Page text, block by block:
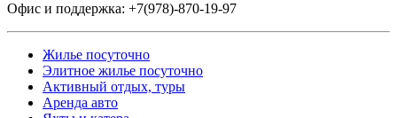
Офис и поддержка: +7(978)-870-19-97
Жилье посуточно
Элитное жилье посуточно
Активный отдых, туры
Аренда авто